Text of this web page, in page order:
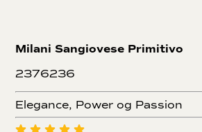
Milani Sangiovese Primitivo
2376236
Elegance, Power og Passion